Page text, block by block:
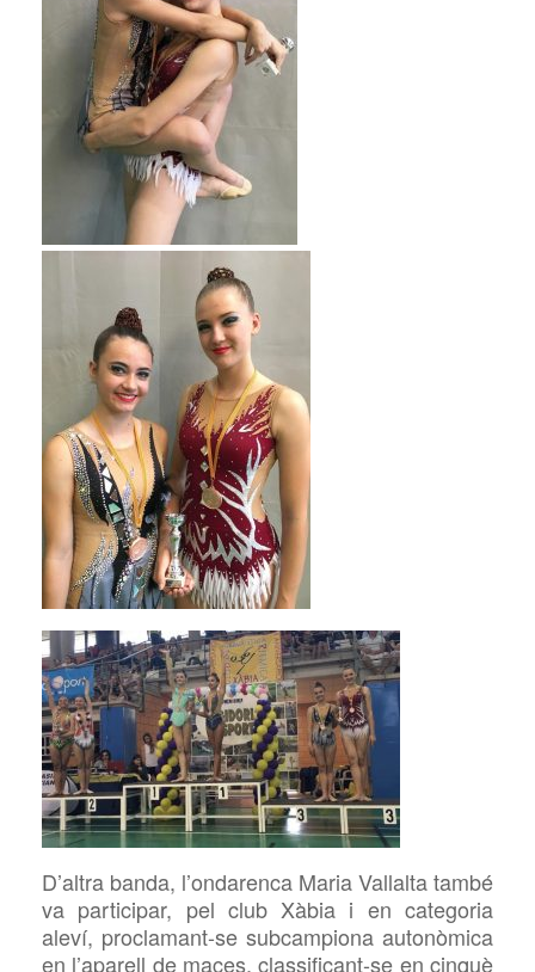
D’altra banda, l’ondarenca Maria Vallalta també
va participar, pel club Xàbia i en categoria
aleví, proclamant-se subcampiona autonòmica
en l’aparell de maces, classificant-se en cinquè